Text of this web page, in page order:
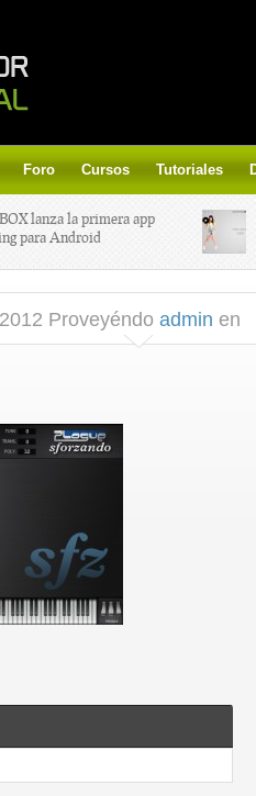
Foro Cursos Tutoriales
lanza la primera app
para Android
3000, el nuevo
CLA Effects, aprende a
Proveyéndo admin en